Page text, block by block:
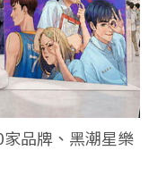
品牌、黑潮星樂